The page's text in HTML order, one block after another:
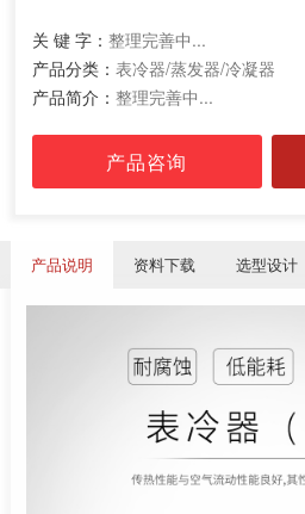
关 键 字： 整理完善中...
产品分类： 表冷器/蒸发器/冷凝器
产品简介： 整理完善中...
产品咨询
产品说明 资料下载 选型设计